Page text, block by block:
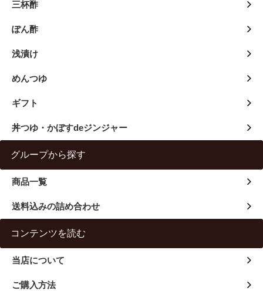
三杯酢
ぽん酢
浅漬け
めんつゆ
ギフト
丼つゆ・かぼすdeジンジャー
グループから探す
商品一覧
送料込みの詰め合わせ
コンテンツを読む
当店について
ご購入方法